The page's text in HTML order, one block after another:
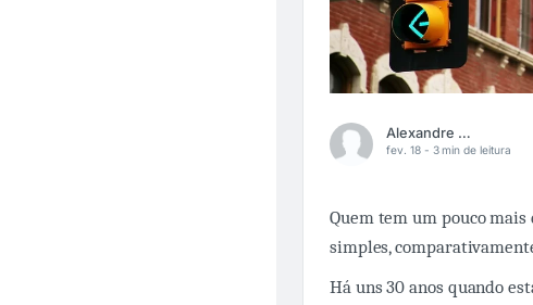
Alexandre Lima
fev. 18 - 3 min de leitura
Quem tem um pouco
simples,
Há uns 30 anos quando